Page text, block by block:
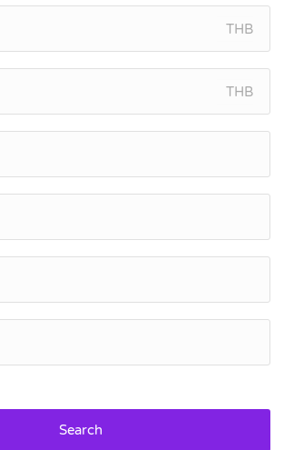
THB
THB
Search